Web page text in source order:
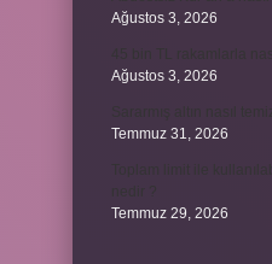
Ağustos 3, 2026
Ağustos 3, 2026
Temmuz 31, 2026
Temmuz 29, 2026